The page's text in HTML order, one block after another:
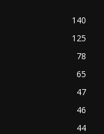
140
125
78
65
47
46
44